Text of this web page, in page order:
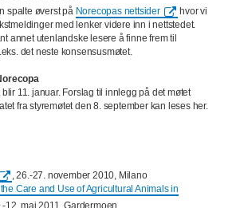
spalte øverst på Norecopas nettsider
hvor vi
med lenker videre inn i nettstedet.
annet utenlandske lesere å finne frem til
det neste konsensusmøtet.
blir 11. januar. Forslag til innlegg på det møtet
fra styremøtet den 8. september kan leses her.
, 26.-27. november 2010, Milano
Care and Use of Agricultural Animals in
12. mai 2011, Gardermoen